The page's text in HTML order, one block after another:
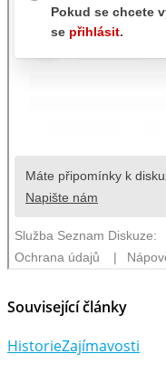
Související články
HistorieZajímavosti